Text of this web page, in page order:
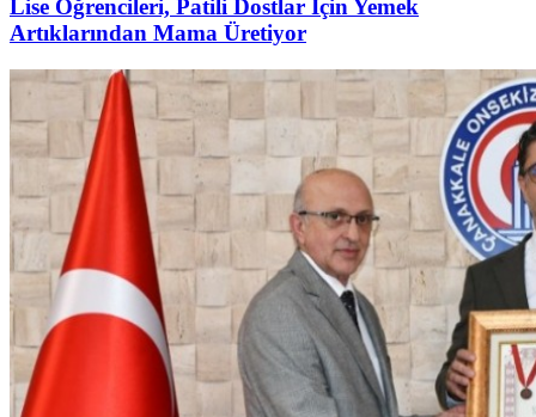
Lise Öğrencileri, Patili Dostlar İçin Yemek
Artıklarından Mama Üretiyor